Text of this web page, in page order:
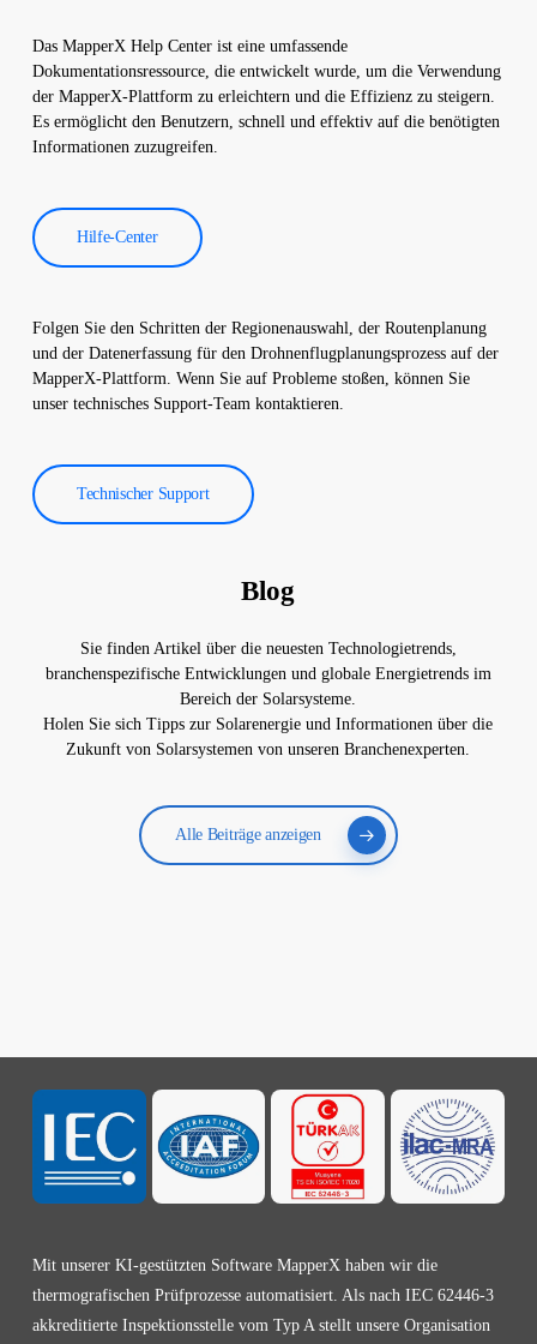
Software verarbeitet und es wird ein umfassender Bericht
erstellt. Diese Berichte werden verwendet, um die Effizienz von
Solarkraftwerken zu verbessern und die Betriebskosten zu
senken.
Das MapperX Help Center ist eine umfassende
Dokumentationsressource, die entwickelt wurde, um die Verwendung
der MapperX-Plattform zu erleichtern und die Effizienz zu steigern.
Es ermöglicht den Benutzern, schnell und effektiv auf die benötigten
Informationen zuzugreifen.
Hilfe-Center
Folgen Sie den Schritten der Regionenauswahl, der Routenplanung
und der Datenerfassung für den Drohnenflugplanungsprozess auf der
MapperX-Plattform. Wenn Sie auf Probleme stoßen, können Sie
unser technisches Support-Team kontaktieren.
Technischer Support
Blog
Sie finden Artikel über die neuesten Technologietrends,
branchenspezifische Entwicklungen und globale Energietrends im
Bereich der Solarsysteme.
Holen Sie sich Tipps zur Solarenergie und Informationen über die
Zukunft von Solarsystemen von unseren Branchenexperten.
Alle Beiträge anzeigen
Mit unserer KI-gestützten Software MapperX haben wir die
thermografischen Prüfprozesse automatisiert. Als nach IEC 62446-3
akkreditierte Inspektionsstelle vom Typ A stellt unsere Organisation